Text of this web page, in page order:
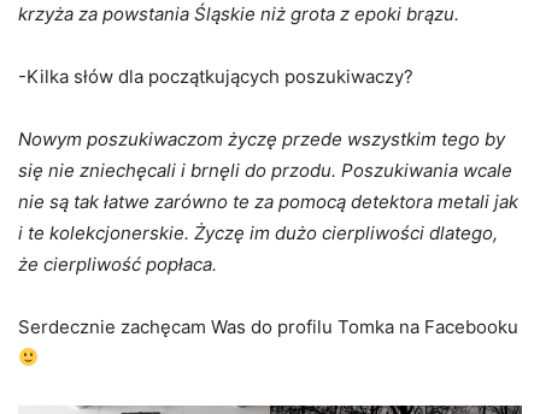
krzyża za powstania Śląskie niż grota z epoki brązu.
-Kilka słów dla początkujących poszukiwaczy?
Nowym poszukiwaczom życzę przede wszystkim tego by
się nie zniechęcali i brnęli do przodu. Poszukiwania wcale
nie są tak łatwe zarówno te za pomocą detektora metali jak
i te kolekcjonerskie. Życzę im dużo cierpliwości dlatego,
że cierpliwość popłaca.
Serdecznie zachęcam Was do profilu Tomka na Facebooku